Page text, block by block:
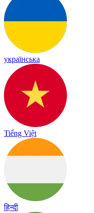
українська
Tiếng Việt
हिन्दी